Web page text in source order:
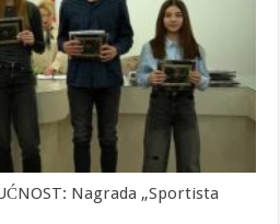
Nagrada „Sportista